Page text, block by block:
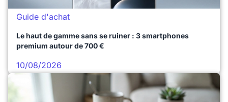
Guide d'achat
Le haut de gamme sans se ruiner : 3 smartphones
premium autour de 700 €
10/08/2026